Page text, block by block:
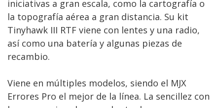
iniciativas a gran escala, como la cartografía o
la topografía aérea a gran distancia. Su kit
Tinyhawk III RTF viene con lentes y una radio,
así como una batería y algunas piezas de
recambio.
Viene en múltiples modelos, siendo el MJX
Errores Pro el mejor de la línea. La sencillez con